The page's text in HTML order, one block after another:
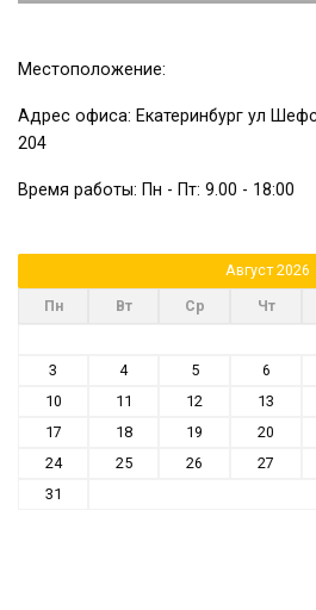
Местоположение:
Адрес офиса: Екатеринбург ул
204
Время работы: Пн - Пт: 9.00 - 18:00
Август 2026
Пн
Вт Ср Чт
3
4 5 6
10
11 12 13
17
18 19 20
24
25 26 27
31